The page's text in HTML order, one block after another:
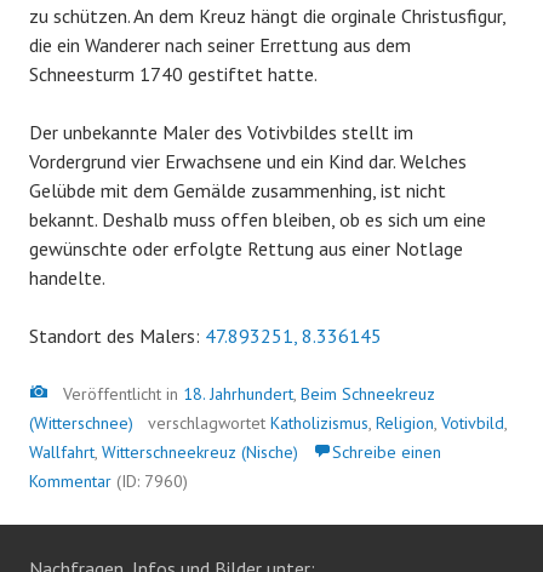
zu schützen. An dem Kreuz hängt die orginale Christusfigur,
die ein Wanderer nach seiner Errettung aus dem
Schneesturm 1740 gestiftet hatte.
Der unbekannte Maler des Votivbildes stellt im
Vordergrund vier Erwachsene und ein Kind dar. Welches
Gelübde mit dem Gemälde zusammenhing, ist nicht
bekannt. Deshalb muss offen bleiben, ob es sich um eine
gewünschte oder erfolgte Rettung aus einer Notlage
handelte.
Standort des Malers: 47.893251, 8.336145
Bild
Veröffentlicht in 18. Jahrhundert, Beim Schneekreuz
(Witterschnee)
verschlagwortet Katholizismus, Religion, Votivbild,
Wallfahrt, Witterschneekreuz (Nische)
Schreibe einen
Kommentar (ID: 7960)